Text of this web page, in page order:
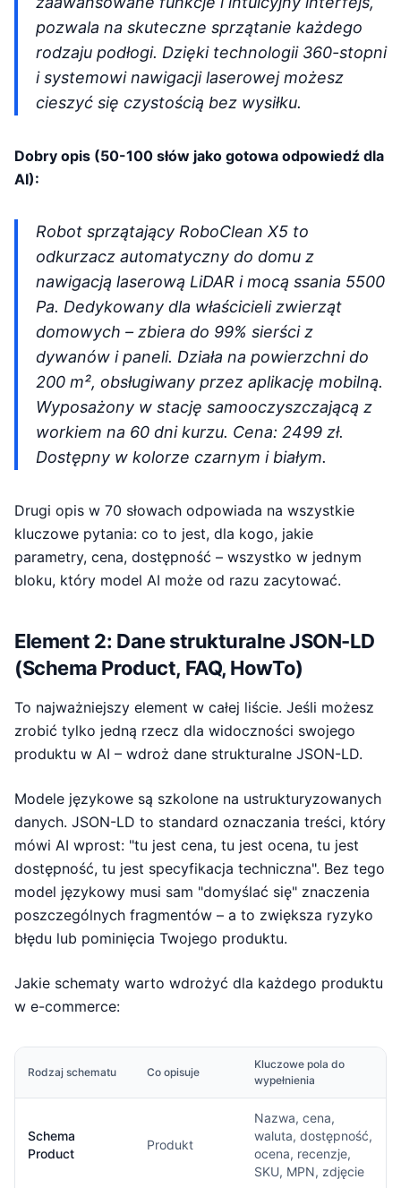
pozwala na skuteczne sprzątanie każdego
rodzaju podłogi. Dzięki technologii 360-stopni
i systemowi nawigacji laserowej możesz
cieszyć się czystością bez wysiłku.
Dobry opis (50-100 słów jako gotowa odpowiedź dla
AI):
Robot sprzątający RoboClean X5 to
odkurzacz automatyczny do domu z
nawigacją laserową LiDAR i mocą ssania 5500
Pa. Dedykowany dla właścicieli zwierząt
domowych – zbiera do 99% sierści z
dywanów i paneli. Działa na powierzchni do
200 m², obsługiwany przez aplikację mobilną.
Wyposażony w stację samooczyszczającą z
workiem na 60 dni kurzu. Cena: 2499 zł.
Dostępny w kolorze czarnym i białym.
Drugi opis w 70 słowach odpowiada na wszystkie
kluczowe pytania: co to jest, dla kogo, jakie
parametry, cena, dostępność – wszystko w jednym
bloku, który model AI może od razu zacytować.
Element 2: Dane strukturalne JSON-LD
(Schema Product, FAQ, HowTo)
To najważniejszy element w całej liście. Jeśli możesz
zrobić tylko jedną rzecz dla widoczności swojego
produktu w AI – wdroż dane strukturalne JSON-LD.
Modele językowe są szkolone na ustrukturyzowanych
danych. JSON-LD to standard oznaczania treści, który
mówi AI wprost: "tu jest cena, tu jest ocena, tu jest
dostępność, tu jest specyfikacja techniczna". Bez tego
model językowy musi sam "domyślać się" znaczenia
poszczególnych fragmentów – a to zwiększa ryzyko
błędu lub pominięcia Twojego produktu.
Jakie schematy warto wdrożyć dla każdego produktu
w e-commerce:
Rodzaj schematu Co opisuje
Kluczowe pola do
wypełnienia
Schema
Product
Produkt
Nazwa, cena,
waluta, dostępność,
ocena, recenzje,
SKU, MPN, zdjęcie